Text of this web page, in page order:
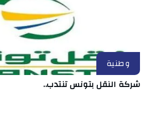
وطنية
شركة النقل بتونس تنتدب..